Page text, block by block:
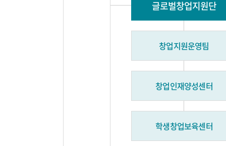
글로벌창업지원단
창업지원운영팀
창업인재양성센터
학생창업보육센터